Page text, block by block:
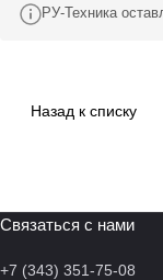
РУ-Техника
Назад к списку
Связаться с нами
+7 (343) 351-75-08